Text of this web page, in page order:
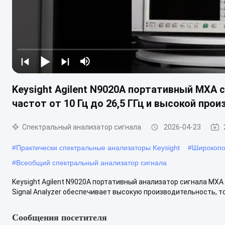
Keysight Agilent N9020A портативный MXA
частот от 10 Гц до 26,5 ГГц и высокой
Спектральный анализатор сигнала 2026-04-23
#Практически спектральные анализаторы Keysight #
#Всеобщий спектральный анализатор сигнала
Keysight Agilent N9020A портативный анализатор сигнала
Signal Analyzer обеспечивает высокую производительность,
Сообщения посетителя